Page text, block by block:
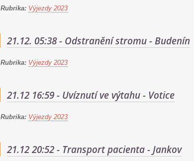
Rubrika: Výjezdy 2023
21.12. 05:38 - Odstranění stromu - Budenín
Rubrika: Výjezdy 2023
21.12 16:59 - Uvíznutí ve výtahu - Votice
Rubrika: Výjezdy 2023
21.12 20:52 - Transport pacienta - Jankov